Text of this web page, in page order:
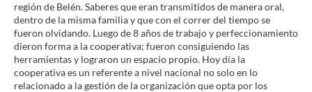
región de Belén. Saberes que eran transmitidos de manera oral,
dentro de la misma familia y que con el correr del tiempo se
fueron olvidando. Luego de 8 años de trabajo y perfeccionamiento
dieron forma a la cooperativa; fueron consiguiendo las
herramientas y lograron un espacio propio. Hoy día la
cooperativa es un referente a nivel nacional no solo en lo
relacionado a la gestión de la organización que opta por los